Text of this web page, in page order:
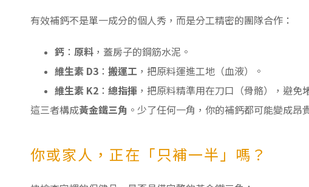
有效補鈣不是單一成分的個人秀，而是分工精密的團隊合作：
鈣 ： 原料 ，蓋房子的鋼筋水泥。
維生素 D3 ： 搬運工 ，把原料運進工地（血液）。
維生素 K2 ： 總指揮 ，把原料精準用在刀口（骨骼），避免
這三者構成黃金鐵三角 。少了任何一角，你的補鈣都可能變成昂
你或家人，正在「只補一半」嗎？